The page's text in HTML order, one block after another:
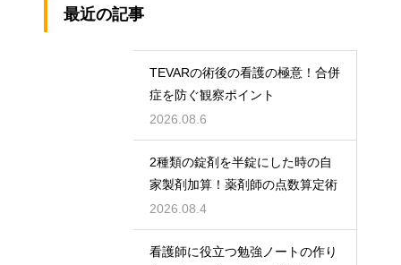
最近の記事
TEVARの術後の看護の極意！合併
症を防ぐ観察ポイント
2026.08.6
2種類の錠剤を半錠にした時の自
家製剤加算！薬剤師の点数算定術
2026.08.4
看護師に役立つ勉強ノートの作り